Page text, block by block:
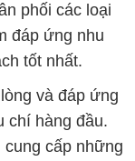
phối các loại
đáp ứng nhu
tốt nhất.
và đáp ứng
chí hàng đầu.
cấp những